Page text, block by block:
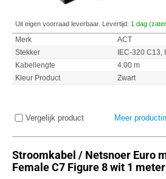
Uit eigen voorraad leverbaar. Levertijd: 1 dag
Merk
ACT
Stekker
IEC-320
Kabellengte
4.00 m
Kleur Product
Zwart
Vergelijk product Meer
Stroomkabel / Netsnoer Euro
Female C7 Figure 8 wit 1 meter